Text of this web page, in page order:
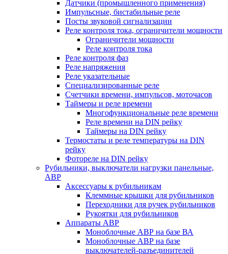
Датчики (промышленного применения)
Импульсные, бистабильные реле
Посты звуковой сигнализации
Реле контроля тока, ограничители мощности
Ограничители мощности
Реле контроля тока
Реле контроля фаз
Реле напряжения
Реле указательные
Специализированные реле
Счетчики времени, импульсов, моточасов
Таймеры и реле времени
Многофункциональные реле времени
Реле времени на DIN рейку
Таймеры на DIN рейку
Термостаты и реле температуры на DIN
рейку
Фотореле на DIN рейку
Рубильники, выключатели нагрузки панельные,
АВР
Аксессуары к рубильникам
Клеммные крышки для рубильников
Переходники для ручек рубильников
Рукоятки для рубильников
Аппараты АВР
Моноблочные АВР на базе ВА
Моноблочные АВР на базе
выключателей-разъединителей